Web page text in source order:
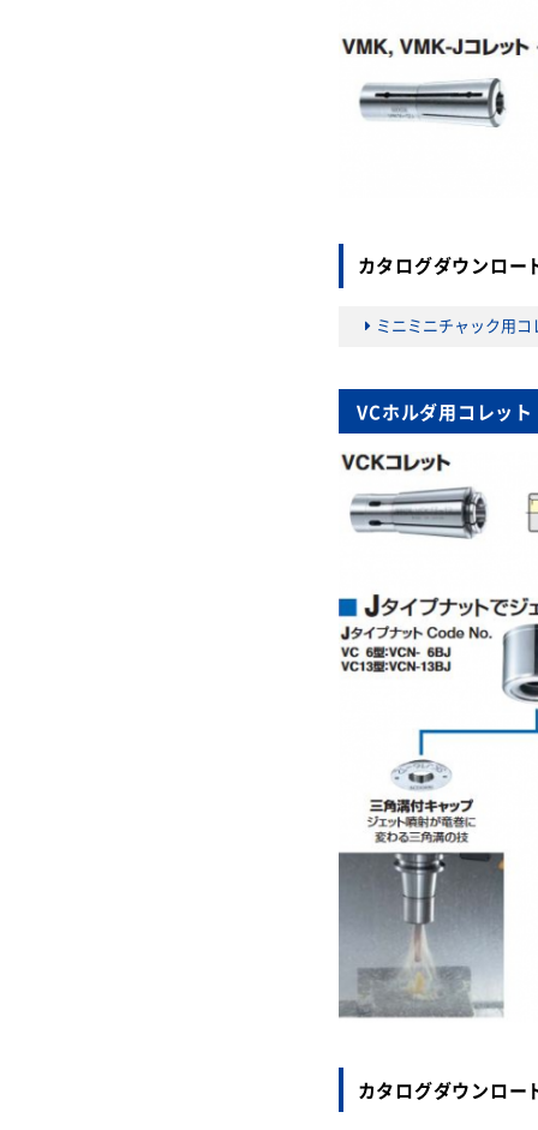
カタログダウンロー
ミニミニチャック用コ
VCホルダ用コレット
カタログダウンロー